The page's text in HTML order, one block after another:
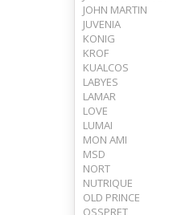
JOHN MARTIN
JUVENIA
KONIG
KROF
KUALCOS
LABYES
LAMAR
LOVE
LUMAI
MON AMI
MSD
NORT
NUTRIQUE
OLD PRINCE
OSSPRET